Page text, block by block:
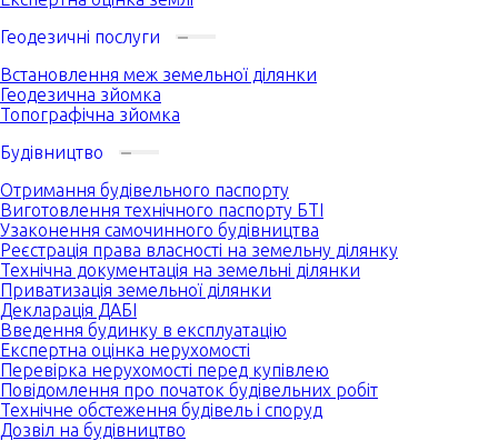
Геодезичні послуги
Встановлення меж земельної ділянки
Геодезична зйомка
Топографічна зйомка
Будівництво
Отримання будівельного паспорту
Виготовлення технічного паспорту БТІ
Узаконення самочинного будівництва
Реєстрація права власності на земельну ділянку
Технічна документація на земельні ділянки
Приватизація земельної ділянки
Декларація ДАБІ
Введення будинку в експлуатацію
Експертна оцінка нерухомості
Перевірка нерухомості перед купівлею
Повідомлення про початок будівельних робіт
Технічне обстеження будівель і споруд
Дозвіл на будівництво